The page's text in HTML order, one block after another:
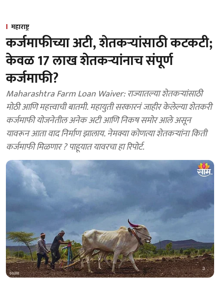
महाराष्ट्र
कर्जमाफीच्या अटी, शेतकऱ्यांसाठी कटकटी;
केवळ 17 लाख शेतकऱ्यांनाच संपूर्ण
कर्जमाफी?
Maharashtra Farm Loan Waiver: राज्यातल्या शेतकऱ्यांसाठी
मोठी आणि महत्त्वाची बातमी. महायुती सरकारनं जाहीर केलेल्या शेतकरी
कर्जमाफी योजनेतील अनेक अटी आणि निकष समोर आले असून
यावरून आता वाद निर्माण झालाय. नेमक्या कोणत्या शेतकऱ्यांना किती
कर्जमाफी मिळणार ? पाहूयात यावरचा हा रिपोर्ट.